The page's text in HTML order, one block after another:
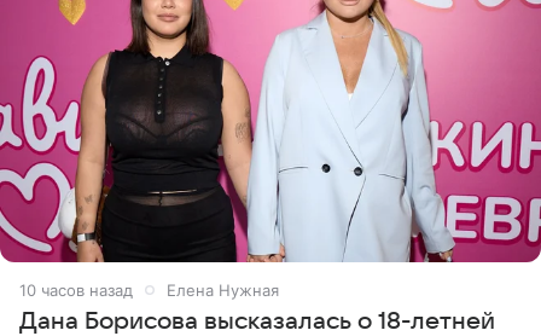
10 часов назад Елена Нужная
Дана Борисова высказалась о 18-летней